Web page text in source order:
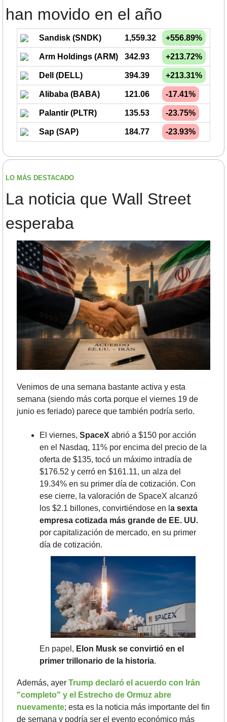
han movido en el año
Sandisk (SNDK) 1,559.32 +556.89%
Arm Holdings (ARM) 342.93 +213.72%
Dell (DELL) 394.39 +213.31%
Alibaba (BABA) 121.06 -17.41%
Palantir (PLTR) 135.53 -23.75%
Sap (SAP) 184.77 -23.93%
LO MÁS DESTACADO
La noticia que Wall Street
esperaba
Venimos de una semana bastante activa y esta
semana (siendo más corta porque el viernes 19 de
junio es feriado) parece que también podría serlo.
El viernes, SpaceX abrió a $150 por acción
en el Nasdaq, 11% por encima del precio de la
oferta de $135, tocó un máximo intradía de
$176.52 y cerró en $161.11, un alza del
19.34% en su primer día de cotización. Con
ese cierre, la valoración de SpaceX alcanzó
los $2.1 billones, convirtiéndose en l a sexta
empresa cotizada más grande de EE. UU.
por capitalización de mercado, en su primer
día de cotización.
En papel, Elon Musk se convirtió en el
primer trillonario de la historia.
Además, ayer Trump declaró el acuerdo con Irán
"completo" y el Estrecho de Ormuz abre
nuevamente; esta es la noticia más importante del fin
de semana y podría ser el evento económico más